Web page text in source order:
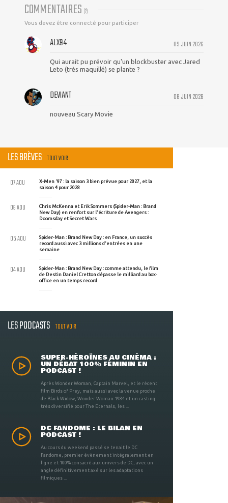
COMMENTAIRES (2)
Vous devez être connecté pour participer
09 JUIN 2026
ALX94
Qui aurait pu prévoir qu'un blockbuster avec Jared
Leto (très maquillé) se plante ?
08 JUIN 2026
DEVIANT
nouveau Scary Movie
LES BRÈVES TOUT VOIR
X-Men '97 : la saison 3 bien prévue pour 2027, et la
saison 4 pour 2028
07 AOU
Chris McKenna et Erik Sommers (Spider-Man : Brand
New Day) en renfort sur l'écriture de Avengers :
Doomsday et Secret Wars
06 AOU
Spider-Man : Brand New Day : en France, un succès
record aussi avec 3 millions d'entrées en une
semaine
05 AOU
Spider-Man : Brand New Day : comme attendu, le film
de Destin Daniel Cretton dépasse le milliard au box-
office en un temps record
04 AOU
LES PODCASTS TOUT VOIR
SUPER-HÉROÏNES AU CINÉMA :
UN DÉBAT 100% FÉMININ EN
PODCAST !
Après Wonder Woman, Captain Marvel, et le récent
film Birds of Prey, mais aussi avec la venue proche
de Black Widow, Wonder Woman 1984 et un casting
très diversifié pour The Eternals, les ...
DC FANDOME : LE BILAN EN
PODCAST !
Au cours du weekend passé se tenait le DC
Fandome, premier évènement intégralement en
ligne et 100% consacré aux univers de DC, avec un
angle définitivement axé sur les adaptations
filmiques ...